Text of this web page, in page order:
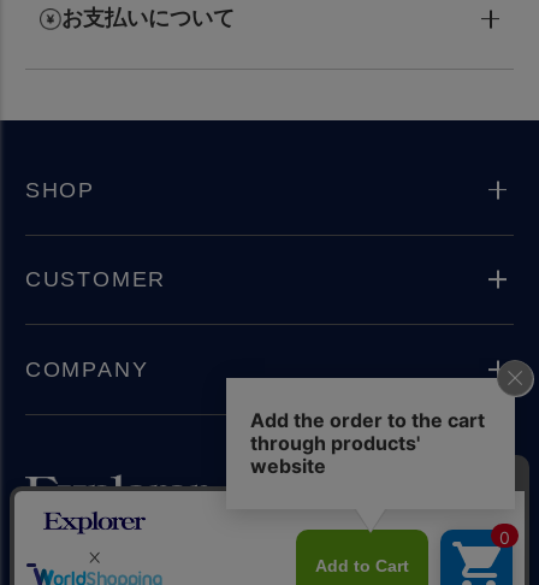
お支払いについて
SHOP
CUSTOMER
COMPANY
Copyright(C) 2024 Explorer Inc. All rights reserved.